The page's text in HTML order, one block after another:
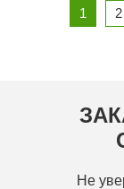
1 2
Не